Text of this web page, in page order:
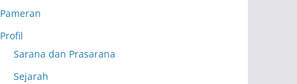
Pameran
Profil
Sarana dan Prasarana
Sejarah